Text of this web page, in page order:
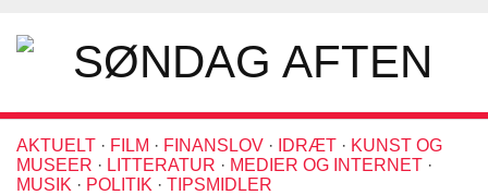
AKTUELT · FILM · FINANSLOV · IDRÆT · KUNST OG
MUSEER · LITTERATUR · MEDIER OG INTERNET ·
MUSIK · POLITIK · TIPSMIDLER